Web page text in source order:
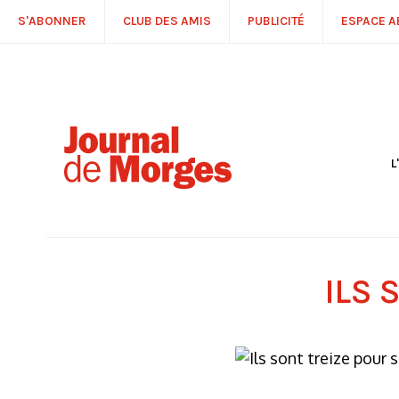
S'ABONNER CLUB DES AMIS PUBLICITÉ ESPACE
ILS